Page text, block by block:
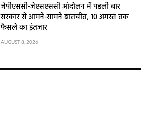
जेपीएससी-जेएसएससी आंदोलन में पहली बार
सरकार से आमने-सामने बातचीत, 10 अगस्त तक
फैसले का इंतजार
AUGUST 8, 2026